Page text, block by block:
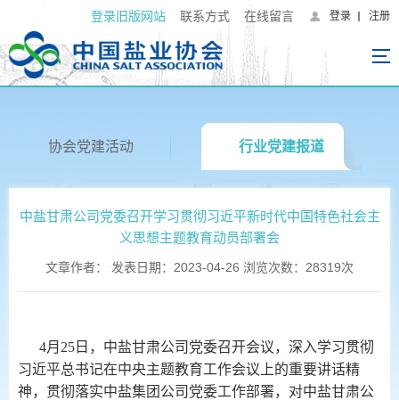
登录旧版网站 联系方式 在线留言 登录 注册
协会党建活动 行业党建报道
中盐甘肃公司党委召开学习贯彻习近平新时代中国特色社会主
义思想主题教育动员部署会
文章作者： 发表日期：2023-04-26 浏览次数：28319次
4月25日，中盐甘肃公司党委召开会议，深入学习贯彻
习近平总书记在中央主题教育工作会议上的重要讲话精
神，贯彻落实中盐集团公司党委工作部署，对中盐甘肃公